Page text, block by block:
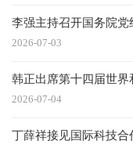
李强主持召开国务院党
2026-07-03
韩正出席第十四届世
2026-07-04
丁薛祥接见国际科技合